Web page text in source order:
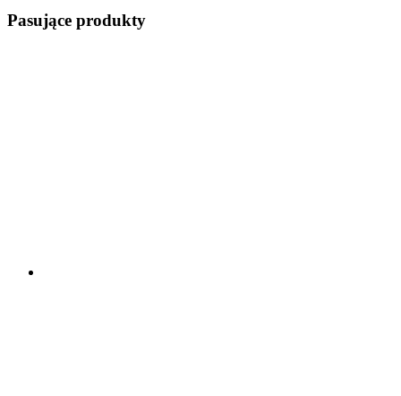
Pasujące produkty